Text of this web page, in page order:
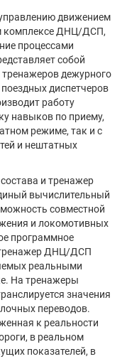
движением
комплексе ДНЦ/ДСП,
процессами
собой
тренажеров дежурного
диспетчеров
работу
навыков по приему,
режиме, так и с
и нештатных
и тренажер
вычислительный
совместной
и локомотивных
программное
тренажер ДНЦ/ДСП
реальными
На тренажеры
значения
переводов.
к реальности
в реальном
показателей, в